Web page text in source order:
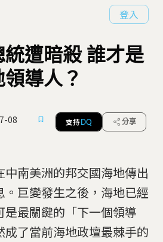
登入
統遭暗殺 誰才是
導人？
08 支持 DQ 分享
中南美洲的邦交國海地傳出
巨變發生之後，海地已經
是最關鍵的「下一個領導
成了當前海地政壇最棘手的